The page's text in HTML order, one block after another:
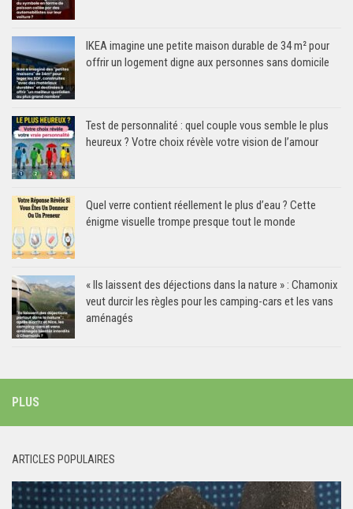
IKEA imagine une petite maison durable de 34 m² pour
offrir un logement digne aux personnes sans domicile
Test de personnalité : quel couple vous semble le plus
heureux ? Votre choix révèle votre vision de l’amour
Quel verre contient réellement le plus d’eau ? Cette
énigme visuelle trompe presque tout le monde
« Ils laissent des déjections dans la nature » : Chamonix
veut durcir les règles pour les camping-cars et les vans
aménagés
PLUS
ARTICLES POPULAIRES